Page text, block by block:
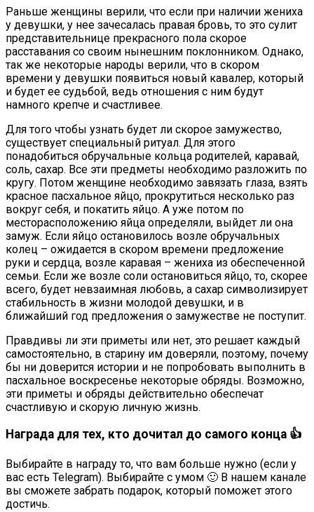
Раньше женщины верили, что если при наличии жениха
у девушки, у нее зачесалась правая бровь, то это сулит
представительнице прекрасного пола скорое
расставания со своим нынешним поклонником. Однако,
так же некоторые народы верили, что в скором
времени у девушки появиться новый кавалер, который
и будет ее судьбой, ведь отношения с ним будут
намного крепче и счастливее.
Для того чтобы узнать будет ли скорое замужество,
существует специальный ритуал. Для этого
понадобиться обручальные кольца родителей, каравай,
соль, сахар. Все эти предметы необходимо разложить по
кругу. Потом женщине необходимо завязать глаза, взять
красное пасхальное яйцо, прокрутиться несколько раз
вокруг себя, и покатить яйцо. А уже потом по
месторасположению яйца определяли, выйдет ли она
замуж. Если яйцо остановилось возле обручальных
колец – ожидается в скором времени предложение
руки и сердца, возле каравая – жениха из обеспеченной
семьи. Если же возле соли остановиться яйцо, то, скорее
всего, будет невзаимная любовь, а сахар символизирует
стабильность в жизни молодой девушки, и в
ближайший год предложения о замужестве не поступит.
Правдивы ли эти приметы или нет, это решает каждый
самостоятельно, в старину им доверяли, поэтому, почему
бы ни доверится истории и не попробовать выполнить в
пасхальное воскресенье некоторые обряды. Возможно,
эти приметы и обряды действительно обеспечат
счастливую и скорую личную жизнь.
Награда для тех, кто дочитал до самого конца 👍
Выбирайте в награду то, что вам больше нужно (если у
вас есть Telegram). Выбирайте с умом 🙂 В нашем канале
вы сможете забрать подарок, который поможет этого
достичь.